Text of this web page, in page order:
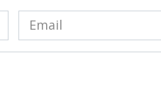
Email
*